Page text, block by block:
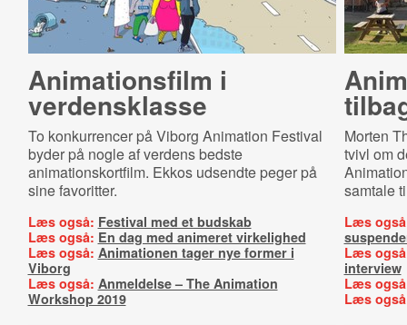
Animationsfilm i
verdensklasse
To konkurrencer på Viborg Animation Festival
byder på nogle af verdens bedste
animationskortfilm. Ekkos udsendte peger på
sine favoritter.
Læs også: Festival med et budskab
Læs også: En dag med animeret virkelighed
Læs også: Animationen tager nye former i
Viborg
Læs også: Anmeldelse – The Animation
Workshop 2019
Morten
tvivl om
samtale
Læs
Læs
interview
Læs
Læs